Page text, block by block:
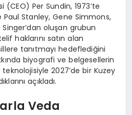
Per Sundin, 1973’te
Stanley, Gene Simmons,
oluşan grubun
haklarını satın alan
tanıtmayı hedeflediğini
biyografi ve belgesellerin
teknolojisiyle 2027’de bir Kuzey
açıkladı.
Veda